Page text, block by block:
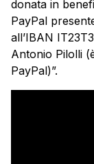
donata in
PayPal
all’IBAN
Antonio Pilolli
PayPal)”.